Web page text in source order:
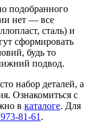
подобранного
нет — все
сталь) и
сформировать
будь то
подвод.
набор деталей, а
Ознакомиться с
в каталоге. Для
81-61 .